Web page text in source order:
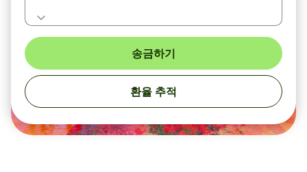
송금하기
환율 추적